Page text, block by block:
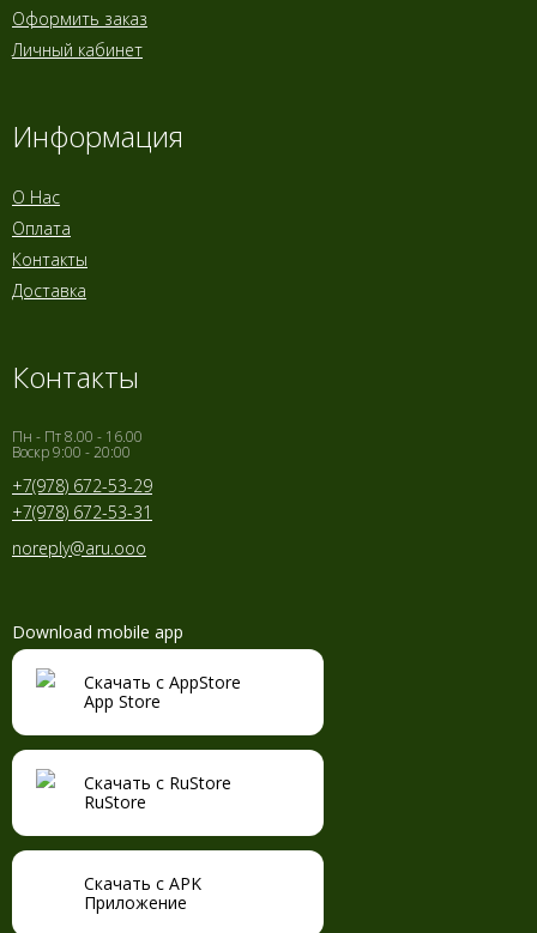
Оформить заказ
Личный кабинет
Информация
О Нас
Оплата
Контакты
Доставка
Контакты
Пн - Пт 8.00 - 16.00
Воскр 9:00 - 20:00
+7(978) 672-53-29
+7(978) 672-53-31
noreply@aru.ooo
Download mobile app
Скачать с AppStore
App Store
Скачать с RuStore
RuStore
Скачать с APK
Приложение